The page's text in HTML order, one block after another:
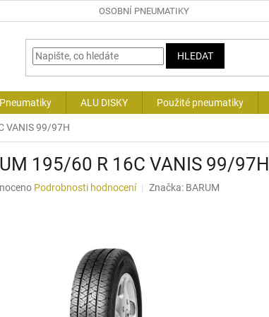
OSOBNÍ PNEUMATIKY
HLEDAT
ALU DISKY Použité pneumatiky
VANIS 99/97H
195/60 R 16C VANIS 99/97H
Podrobnosti hodnocení Značka: BARUM